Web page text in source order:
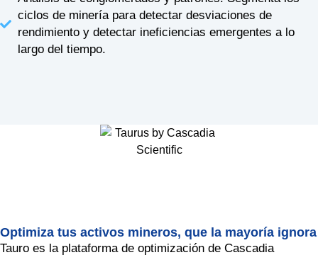
ciclos de minería para detectar desviaciones de
rendimiento y detectar ineficiencias emergentes a lo
largo del tiempo.
Optimiza tus activos mineros, que la mayoría ignora
Tauro es la plataforma de optimización de Cascadia